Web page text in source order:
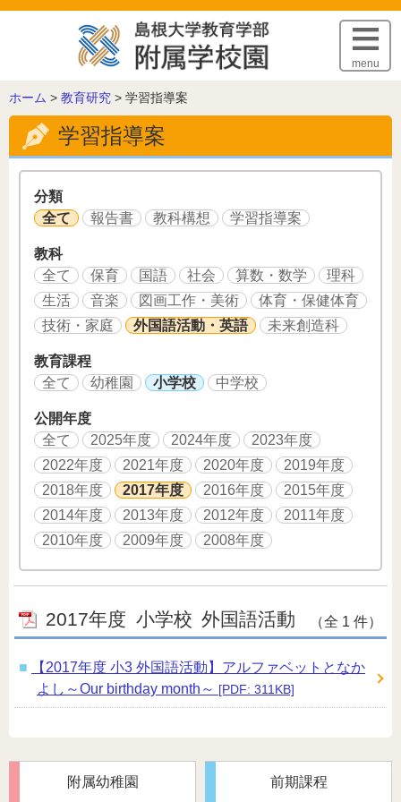
このページの本文へ
menu
こ
の
ー
ジ
ホーム > 教育研究 > 学習指導案
学習指導案
分類
全て
報告書 教科構想 学習指導案
教科
全て
保育 国語 社会 算数・数学
理科
生活
音楽 図画工作・美術
体育・保健体育
技術・家庭
外国語活動・英語 未来創造科
教育課程
全て
幼稚園 小学校 中学校
公開年度
全て
2025年度 2024年度
2023年度
2022年度
2021年度 2020年度
2019年度
2018年度
2017年度 2016年度
2015年度
2014年度
2013年度 2012年度
2011年度
2010年度
2009年度 2008年度
2017年度 小学校 外国語活動 （全 1 件）
【2017年度 小3 外国語活動】アルファベットとなか
よし～Our birthday month～ [PDF: 311KB]
附属幼稚園 前期課程